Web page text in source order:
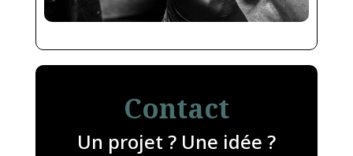
Contact
Un projet ? Une idée ?